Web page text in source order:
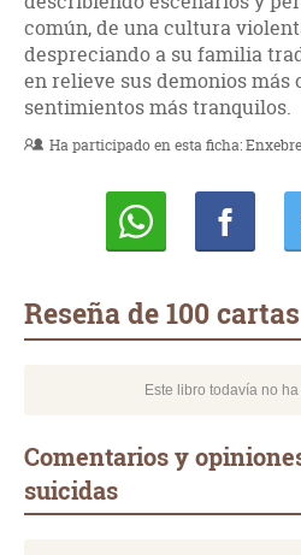
común, de una cultura
despreciando a su familia
en relieve sus demonios más
sentimientos más tranquilos.
Ha participado en esta ficha:
Reseña de 100
Este libro todavía no
Comentarios y
suicidas